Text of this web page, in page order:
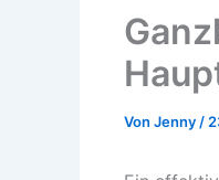
Von Jenny /